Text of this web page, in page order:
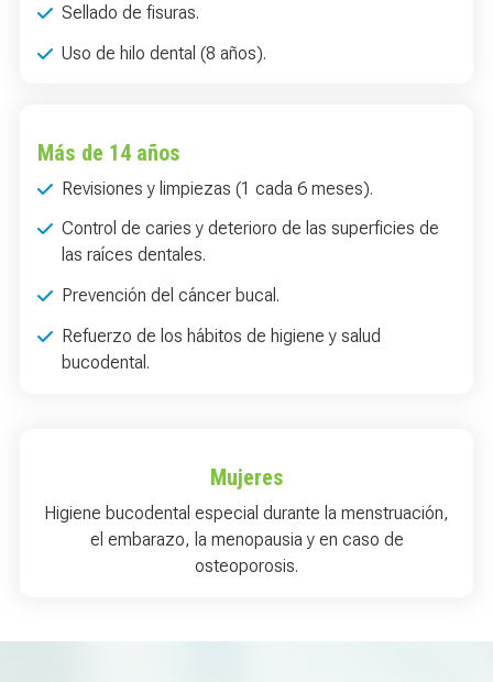
Sellado de fisuras.
Uso de hilo dental (8 años).
Más de 14 años
Revisiones y limpiezas (1 cada 6 meses).
Control de caries y deterioro de las superficies de
las raíces dentales.
Prevención del cáncer bucal.
Refuerzo de los hábitos de higiene y salud
bucodental.
Mujeres
Higiene bucodental especial durante la menstruación,
el embarazo, la menopausia y en caso de
osteoporosis.